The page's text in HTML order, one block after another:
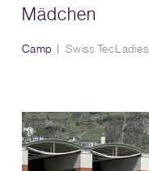
Mädchen
Camp Swiss TecLadies